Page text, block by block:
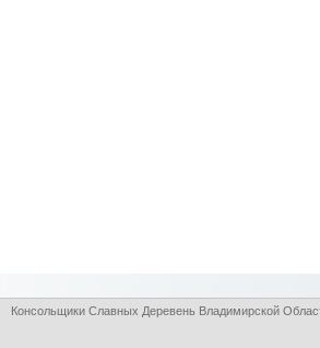
Консольщики Славных Деревень Владимирской